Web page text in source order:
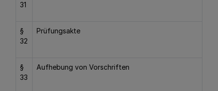
31
§
32
Prüfungsakte
§
33
Aufhebung von Vorschriften